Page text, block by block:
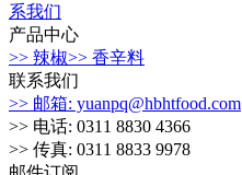
系我们
产品中心
>> 辣椒>> 香辛料
联系我们
>> 邮箱: yuanpq@hbhtfood.com
>> 电话: 0311 8830 4366
>> 传真: 0311 8833 9978